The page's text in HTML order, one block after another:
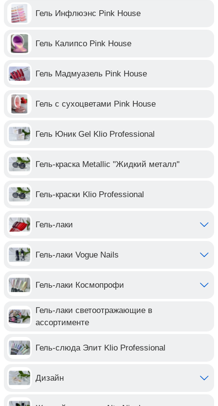
Гель Инфлюэнс Pink House
Гель Калипсо Pink House
Гель Мадмуазель Pink House
Гель с сухоцветами Pink House
Гель Юник Gel Klio Professional
Гель-краска Metallic "Жидкий металл"
Гель-краски Klio Professional
Гель-лаки
Гель-лаки Vogue Nails
Гель-лаки Космопрофи
Гель-лаки светоотражающие в
ассортименте
Гель-слюда Элит Klio Professional
Дизайн